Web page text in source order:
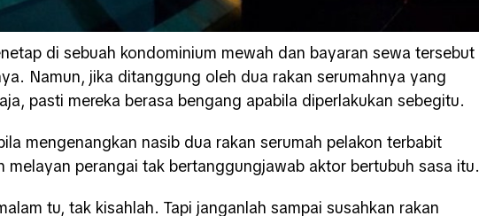
di sebuah kondominium mewah dan bayaran sewa tersebut
Namun, jika ditanggung oleh dua rakan serumahnya yang
pasti mereka berasa bengang apabila diperlakukan sebegitu.
mengenangkan nasib dua rakan serumah pelakon terbabit
melayan perangai tak bertanggungjawab aktor bertubuh sasa itu.
tu, tak kisahlah. Tapi janganlah sampai susahkan rakan